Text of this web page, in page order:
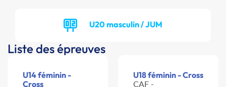
U20 masculin / JUM
Liste des épreuves
U14 féminin -
Cross
U18 féminin - Cross
CAF -